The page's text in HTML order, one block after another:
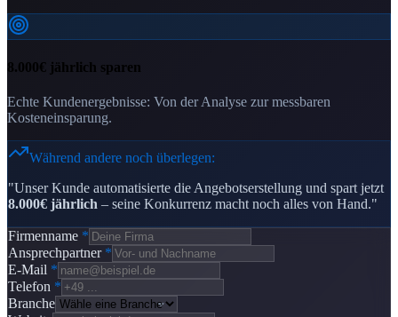
8.000€ jährlich sparen
Echte Kundenergebnisse: Von der Analyse zur messbaren
Kosteneinsparung.
Während andere noch überlegen:
"Unser Kunde automatisierte die Angebotserstellung und spart jetzt
8.000€ jährlich – seine Konkurrenz macht noch alles von Hand."
Firmenname *
Ansprechpartner *
E-Mail *
Telefon *
Branche